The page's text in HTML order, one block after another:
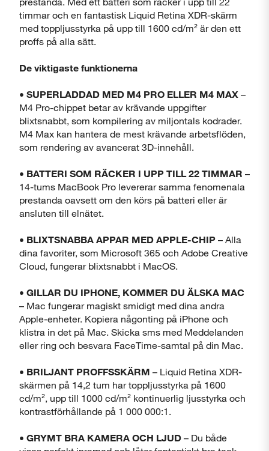
timmar och en fantastisk Liquid Retina XDR-skärm
med toppljusstyrka på upp till 1600 cd/m² är den ett
proffs på alla sätt.
De viktigaste funktionerna
• SUPERLADDAD MED M4 PRO ELLER M4 MAX –
M4 Pro-chippet betar av krävande uppgifter
blixtsnabbt, som kompilering av miljontals kodrader.
M4 Max kan hantera de mest krävande arbetsflöden,
som rendering av avancerat 3D-innehåll.
• BATTERI SOM RÄCKER I UPP TILL 22 TIMMAR –
14-tums MacBook Pro levererar samma fenomenala
prestanda oavsett om den körs på batteri eller är
ansluten till elnätet.
• BLIXTSNABBA APPAR MED APPLE-CHIP – Alla
dina favoriter, som Microsoft 365 och Adobe Creative
Cloud, fungerar blixtsnabbt i MacOS.
• GILLAR DU IPHONE, KOMMER DU ÄLSKA MAC
– Mac fungerar magiskt smidigt med dina andra
Apple-enheter. Kopiera någonting på iPhone och
klistra in det på Mac. Skicka sms med Meddelanden
eller ring och besvara FaceTime-samtal på din Mac.
• BRILJANT PROFFSSKÄRM – Liquid Retina XDR-
skärmen på 14,2 tum har toppljusstyrka på 1600
cd/m², upp till 1000 cd/m² kontinuerlig ljusstyrka och
kontrastförhållande på 1 000 000:1.
• GRYMT BRA KAMERA OCH LJUD – Du både